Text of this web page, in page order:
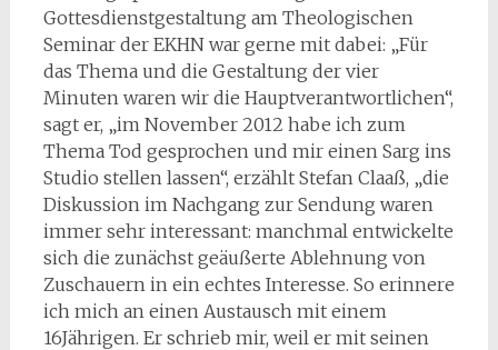
Gottesdienstgestaltung am Theologischen
Seminar der EKHN war gerne mit dabei: „Für
das Thema und die Gestaltung der vier
Minuten waren wir die Hauptverantwortlichen“,
sagt er, „im November 2012 habe ich zum
Thema Tod gesprochen und mir einen Sarg ins
Studio stellen lassen“, erzählt Stefan Claaß, „die
Diskussion im Nachgang zur Sendung waren
immer sehr interessant: manchmal entwickelte
sich die zunächst geäußerte Ablehnung von
Zuschauern in ein echtes Interesse. So erinnere
ich mich an einen Austausch mit einem
16Jährigen. Er schrieb mir, weil er mit seinen